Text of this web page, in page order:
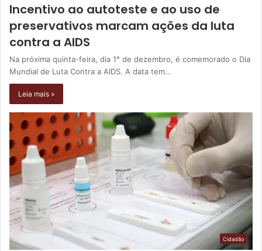
Incentivo ao autoteste e ao uso de
preservativos marcam ações da luta
contra a AIDS
Na próxima quinta-feira, dia 1° de dezembro, é comemorado o Dia
Mundial de Luta Contra a AIDS. A data tem…
Leia mais »
Cidadão